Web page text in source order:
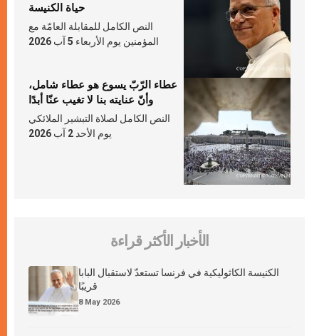
حياة الكنيسة
النص الكامل للمقابلة العامّة مع
المؤمنين يوم الأربعاء 5 آب 2026
عطاء الرّبّ يسوع هو عطاء شامل،
وأنّ عنايته بنا لا تغيب عنّا أبدًا
النص الكامل لصلاة التبشير الملائكي
يوم الأحد 2 آب 2026
الأخبار الأكثر قراءة
الكنيسة الكاثوليكية في فرنسا تستعدّ لاستقبال البابا
قريبًا
8 May 2026